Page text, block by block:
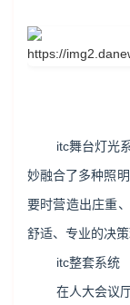
itc舞台灯光
妙融合了多种照
要时营造出庄重
舒适、专业的决策
itc整套系统
在人大会议